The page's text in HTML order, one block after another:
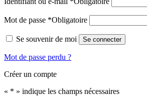
Mot de passe *Obligatoire
Se souvenir de moi Se connecter
Mot de passe perdu ?
Créer un compte
« * » indique les champs nécessaires